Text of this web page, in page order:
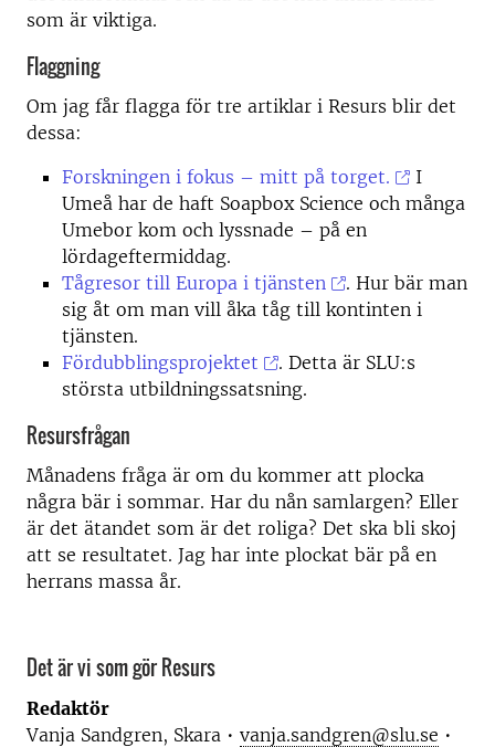
som är viktiga.
Flaggning
Om jag får flagga för tre artiklar i Resurs blir det
dessa:
Forskningen i fokus – mitt på torget.
I
Umeå har de haft Soapbox Science och många
Umebor kom och lyssnade – på en
lördageftermiddag.
Tågresor till Europa i tjänsten
. Hur bär man
sig åt om man vill åka tåg till kontinten i
tjänsten.
Fördubblingsprojektet
. Detta är SLU:s
största utbildningssatsning.
Resursfrågan
Månadens fråga är om du kommer att plocka
några bär i sommar. Har du nån samlargen? Eller
är det ätandet som är det roliga? Det ska bli skoj
att se resultatet. Jag har inte plockat bär på en
herrans massa år.
Det är vi som gör Resurs
Redaktör
Vanja Sandgren, Skara • vanja.sandgren@slu.se •